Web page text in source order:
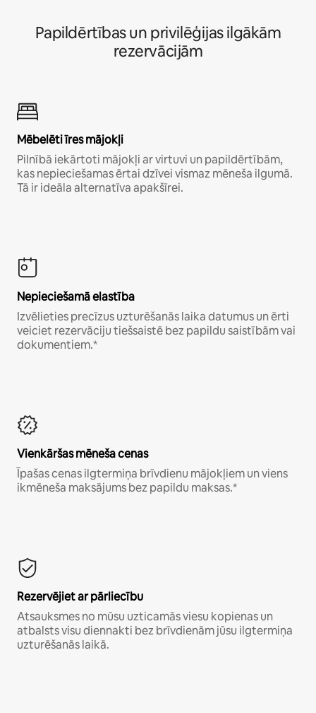
Papildērtības un privilēģijas ilgākām
rezervācijām
Mēbelēti īres mājokļi
Pilnībā iekārtoti mājokļi ar virtuvi un papildērtībām,
kas nepieciešamas ērtai dzīvei vismaz mēneša ilgumā.
Tā ir ideāla alternatīva apakšīrei.
Nepieciešamā elastība
Izvēlieties precīzus uzturēšanās laika datumus un ērti
veiciet rezervāciju tiešsaistē bez papildu saistībām vai
dokumentiem.*
Vienkāršas mēneša cenas
Īpašas cenas ilgtermiņa brīvdienu mājokļiem un viens
ikmēneša maksājums bez papildu maksas.*
Rezervējiet ar pārliecību
Atsauksmes no mūsu uzticamās viesu kopienas un
atbalsts visu diennakti bez brīvdienām jūsu ilgtermiņa
uzturēšanās laikā.